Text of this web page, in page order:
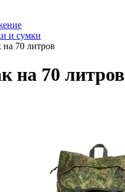
и сумки
на 70 литров
на 70 литров